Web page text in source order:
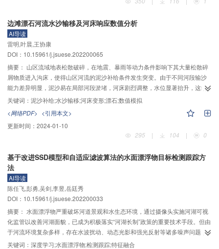
程。研究结果表明：暴雨山洪产生丰富的泥沙补给，导致白沙河与龙溪河的粗
多变，河床形态剧烈调整。当上游泥沙补给时，受漂石周围水流变化影响，漂
石河床局部以横向带状溯源淤积为主，下游段两侧淤积突出，极易形成漂石洲
滩，从而增大局部河床比降，减缓河道下切。上游来沙不均匀过程显著改变了
漂石河床局部水位及泥沙淤积规模。因此，通过野外调查与室内物理模型试
验，揭示了水沙条件下的漂石河床形态变化特征，山区河流上游来沙与漂石共
同影响洲滩发育过程，表明漂石对山区多沙河流的水沙运动产生了较大影响。
边滩漂石河流水沙输移及河床响应数值分析
AI导读
雷明,叶晨,王协康
DOI：10.15961/j.jsuese.202200065
摘要： 山区流域地表松散破碎，在地震、暴雨等动力条件影响下其大量松散碎
屑物质进入沟床，使得山区河流的泥沙补给条件发生突变。由于不同河段输沙
能力差异明显，泥沙易在局部河段淤堵，河床剧烈调整，水位显著抬升，这给
山区河流的水沙灾害防治造成巨大威胁。基于岷江支流白沙河与龙溪河局部河
段的野外调查发现，在干支交汇段沿程边滩漂石结构突出、河道主槽冲刷强、
边滩淤堵少。在此基础上，为了分析山区河道中边滩交错漂石结构对水沙运动
及河床变形的影响，采用CFD−DEM（计算流体力学CFD，离散单元法DEM）
耦合模型，针对不同边滩交错漂石结构下的输沙及河床响应过程开展模拟研
影响。计算结果表明：山区河道中的边滩交错漂石能够有效改变泥沙颗粒运动
轨迹，使得绝大部分颗粒从河道中央向下游输移，进而减少颗粒在河道两岸淤
积；边滩交错漂石可以调节山区河流下游河段的来沙过程，控制来沙强度和来
沙量，减少泥沙在保护河段落淤，进而有效降低河道的沿程水位。随着边滩漂
石布设间距的减小、流量的降低及沟道内来沙质量的增大，边滩漂石对松散堆
积体的固沙效果越好，对下游河道的削峰调沙及保护河段的防灾减灾作用越明
显。
关键词： 泥沙补给;水沙输移;河床变形;漂石;数值模拟
<网络PDF> <引用本文>
更新时间： 2024-01-10
295
| 104 | 0
基于改进SSD模型和自适应滤波算法的水面漂浮物目标检测跟踪方
法
AI导读
陈任飞,彭勇,吴剑,李昱,岳廷秀
DOI：10.15961/j.jsuese.202200033
摘要： 水面漂浮物严重破坏河道景观和水生态环境，通过摄像头实施河湖可视
化监管以改善河湖面貌，已成为积极落实“河湖长制”政策的重要技术手段。但由
于河流环境复杂多样，存在水波扰动、动态光影和强光反射等诸多噪声问题，
现有方法难以满足水面漂浮物实际管理需求。本文结合单帧检测与多帧滤波，
关键词： 深度学习;水面漂浮物;检测跟踪;特征融合